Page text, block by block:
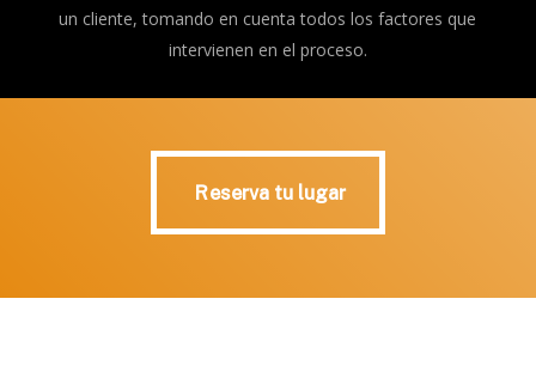
un cliente, tomando en cuenta todos los factores que
intervienen en el proceso.
Reserva tu lugar
Reserva tu lugar